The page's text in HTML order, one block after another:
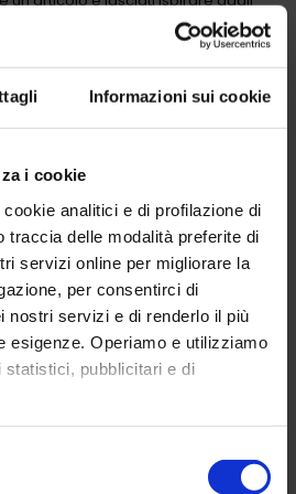
Informazioni sui cookie
i cookie
analitici e di profilazione di
traccia delle modalità preferite di
servizi online per migliorare la
per consentirci di
nostri servizi e di renderlo il più
esigenze. Operiamo e utilizziamo
statistici, pubblicitari e di
l'informativa sul trattamento è
ULTIME NEWS